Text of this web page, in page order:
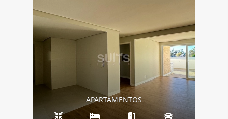
APARTAMENTOS